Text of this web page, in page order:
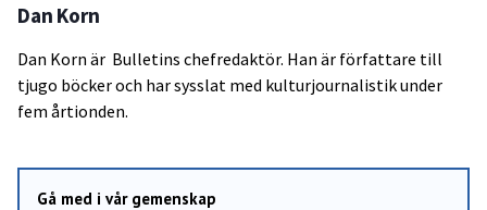
Dan Korn
Dan Korn är Bulletins chefredaktör. Han är författare till
tjugo böcker och har sysslat med kulturjournalistik under
fem årtionden.
Gå med i vår gemenskap